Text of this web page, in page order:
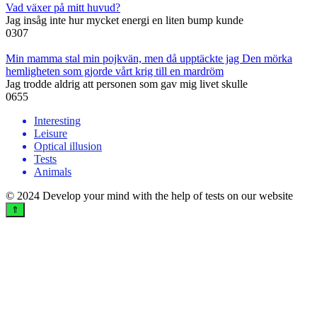
Vad växer på mitt huvud?
Jag insåg inte hur mycket energi en liten bump kunde
0307
Min mamma stal min pojkvän, men då upptäckte jag Den mörka
hemligheten som gjorde vårt krig till en mardröm
Jag trodde aldrig att personen som gav mig livet skulle
0655
Interesting
Leisure
Optical illusion
Tests
Animals
© 2024 Develop your mind with the help of tests on our website